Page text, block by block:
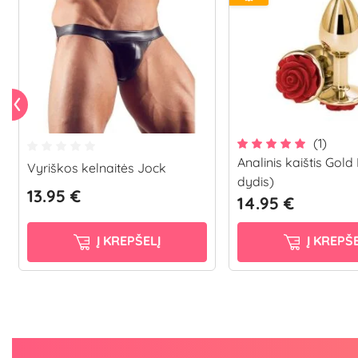
Vyriškos kelnaitės Jock
13.95 €
Į KREPŠELĮ
(1)
Analinis kaištis Gold
dydis)
14.95 €
Į